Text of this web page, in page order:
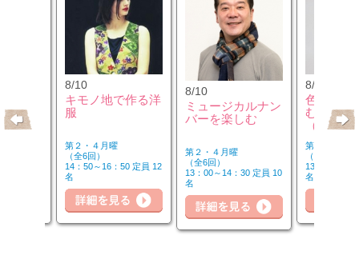
8/10
キモノ地で作る洋
服
第２・４月曜
（全6回）
14：50～16：50 定員 12
名
8/10
ミュージカルナン
バーを楽しむ
第２・４月曜
（全6回）
13：00～14：30 定員 10
名
8/12
色のチカ
むカラー
（第2水
第２水曜
（全3回）
13：00～14
名
詳細を見る 詳細を見る